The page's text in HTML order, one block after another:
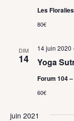
Les Floralies
80€
DIM
14 Yoga
14 juin 2020
Forum 104
60€
juin 2021